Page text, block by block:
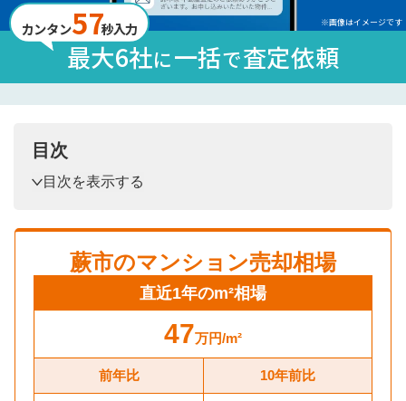
※画像はイメージです
カンタン57秒入力
最大6社に一括で査定依頼
目次
目次を表示する
蕨市のマンション売却相場
直近1年のm²相場
47万円/m²
前年比 10年前比